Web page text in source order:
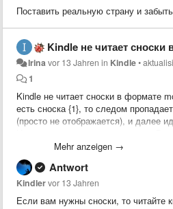
Кто-нибудь сталкивался с этим?
выкрутиться?
Поставить реальную страну и
Kindle не читает сноски в книгах
Irinavor 13 Jahren in Kindle•
1
Kindle не читает сноски в формате
есть сноска {1}, то следом
(просто не отображается), и далее
помощью калибри, так и напрямую
тот же. Посоветуйте, пожалуйста,
Mehr anzeigen →
Antwort
Kindlervor 13 Jahren
Если вам нужны сноски, то читайте